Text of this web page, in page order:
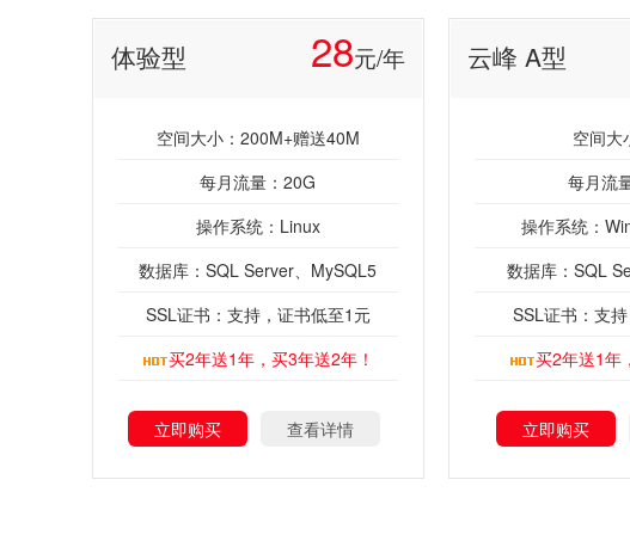
体验型 28元/年
空间大小：200M+赠送40M
每月流量：20G
操作系统：Linux
数据库：SQL Server、MySQL5
SSL证书：支持，证书低至1元
买2年送1年，买3年送2年！
立即购买 查看详情
云峰 A型
空间大
每月流
操作系统：
数据库：SQL
SSL证书：支
买2年送1年
立即购买